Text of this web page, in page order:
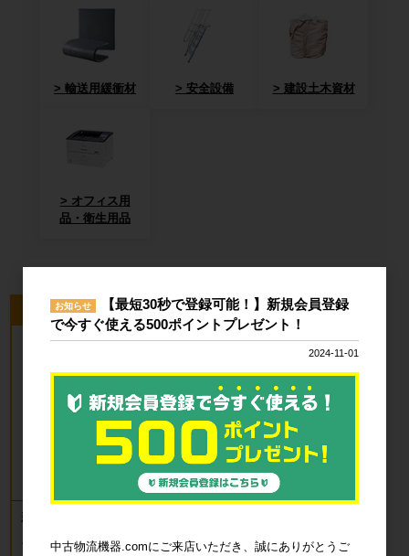
輸送用緩衝材 安全設備 建設土木資材
オフィス用
品・衛生用品
今回のピックアップ商品
新品 カゴ台車 ロールボックスパレッ
ブルー
お知らせ
【最短30秒で登録可能！】新規会員登録
で今すぐ使える500ポイントプレゼント！
2024-11-01
中古物流機器.comにご来店いただき、誠にありがとうご